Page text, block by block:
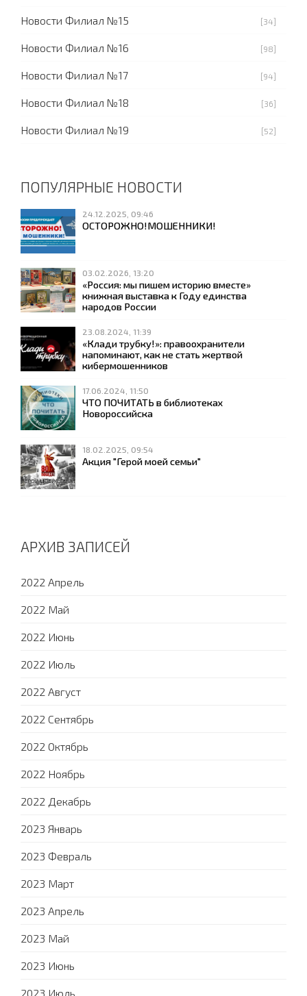
Новости Филиал №15 [34]
Новости Филиал №16 [98]
Новости Филиал №17 [94]
Новости Филиал №18 [36]
Новости Филиал №19 [52]
ПОПУЛЯРНЫЕ НОВОСТИ
24.12.2025, 09:46
ОСТОРОЖНО!МОШЕННИКИ!
03.02.2026, 13:20
«Россия: мы пишем историю вместе»
книжная выставка к Году единства
народов России
23.08.2024, 11:39
«Клади трубку!»: правоохранители
напоминают, как не стать жертвой
кибермошенников
17.06.2024, 11:50
ЧТО ПОЧИТАТЬ в библиотеках
Новороссийска
18.02.2025, 09:54
Акция "Герой моей семьи"
АРХИВ ЗАПИСЕЙ
2022 Апрель
2022 Май
2022 Июнь
2022 Июль
2022 Август
2022 Сентябрь
2022 Октябрь
2022 Ноябрь
2022 Декабрь
2023 Январь
2023 Февраль
2023 Март
2023 Апрель
2023 Май
2023 Июнь
2023 Июль